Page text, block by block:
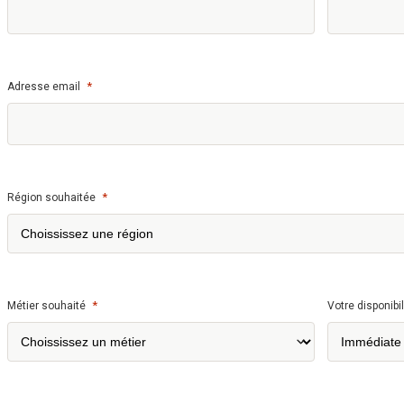
Adresse email *
Région souhaitée *
Métier souhaité * Votre